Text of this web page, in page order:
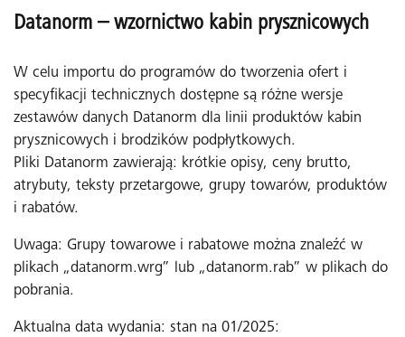
Datanorm – wzornictwo kabin prysznicowych
W celu importu do programów do tworzenia ofert i
specyfikacji technicznych dostępne są różne wersje
zestawów danych Datanorm dla linii produktów kabin
prysznicowych i brodzików podpłytkowych.
Pliki Datanorm zawierają: krótkie opisy, ceny brutto,
atrybuty, teksty przetargowe, grupy towarów, produktów
i rabatów.
Uwaga: Grupy towarowe i rabatowe można znaleźć w
plikach „datanorm.wrg” lub „datanorm.rab” w plikach do
pobrania.
Aktualna data wydania: stan na 01/2025: